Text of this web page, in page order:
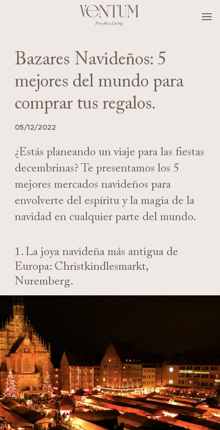
Bazares Navideños: 5
mejores del mundo para
comprar tus regalos.
05/12/2022
¿Estás planeando un viaje para las fiestas
decembrinas? Te presentamos los 5
mejores mercados navideños para
envolverte del espíritu y la magia de la
navidad en cualquier parte del mundo.
1. La joya navideña más antigua de
Europa: Christkindlesmarkt,
Nuremberg.